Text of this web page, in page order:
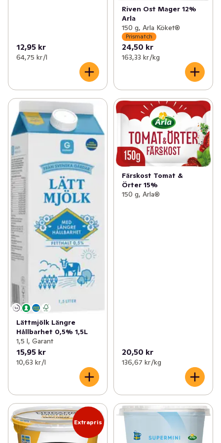
12,95 kr
64,75 kr /l
Riven Ost Mager 12%
Arla
150 g, Arla Köket®
Prismatch
24,50 kr
163,33 kr /kg
Lättmjölk Längre
Hållbarhet 0,5% 1,5L
1,5 l, Garant
15,95 kr
10,63 kr /l
Färskost Tomat &
Örter 15%
150 g, Arla®
20,50 kr
136,67 kr /kg
Extrapris